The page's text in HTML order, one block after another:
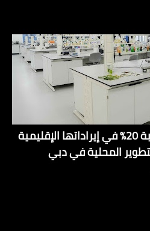
هيمالايا تحقق نمواً بنسبة 20% في إيراداتها الإقليمية
المحلية في دبي